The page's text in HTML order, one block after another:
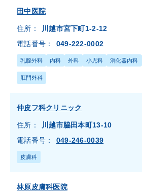
田中医院
住所：
川越市宮下町1-2-12
電話番号：
049-222-0002
乳腺外科 内科 外科 小児科 消化器内科
肛門外科
仲皮フ科クリニック
住所：
川越市脇田本町13-10
電話番号：
049-246-0039
皮膚科
林原皮膚科医院